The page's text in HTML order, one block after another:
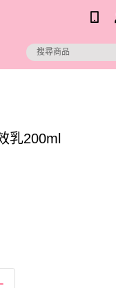
乳200ml